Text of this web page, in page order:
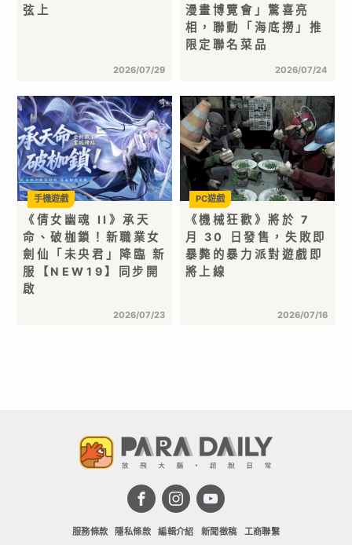
弦上
2026/07/29
漫畫博覽會」驚喜亮
相，聯動「海底撈」推
限定聯名菜品
2026/07/24
《倩女幽魂 II》承天
命、破枷鎖！新職業女
劍仙「未央君」降臨 新
服【NEW19】同步開
啟
2026/07/23
手機遊戲
《機械狂歡》將於 7
月 30 日發售，失敗即
暴斃的暴力派對遊戲即
將上線
2026/07/16
PC遊戲
服務條款 隱私條款 編輯介紹 新聞徵稿 工商聯繫